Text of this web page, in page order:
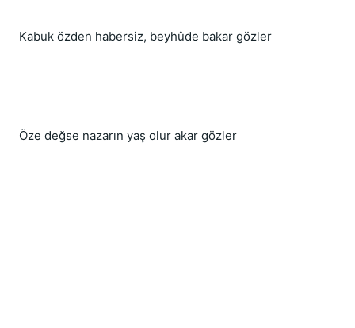
Kabuk özden habersiz, beyhûde bakar gözler
Öze değse nazarın yaş olur akar gözler